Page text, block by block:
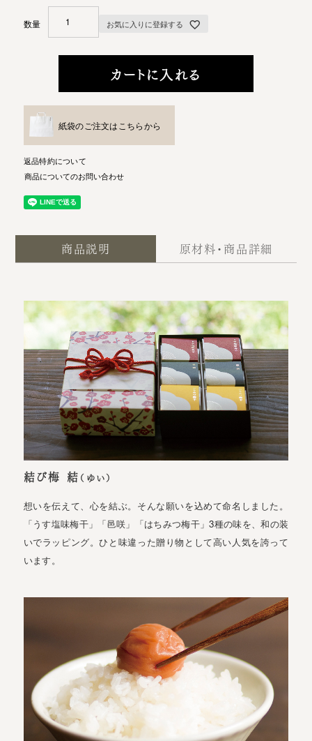
お気に入りに登録する
カートに入れる
紙袋のご注文はこちらから
返品特約について
商品についてのお問い合わせ
商品説明 原材料・商品詳細
結び梅 結 （ゆい）
想いを伝えて、心を結ぶ。そんな願いを込めて命名しました。
「うす塩味梅干」「邑咲」「はちみつ梅干」3種の味を、和の装
いでラッピング。ひと味違った贈り物として高い人気を誇って
います。